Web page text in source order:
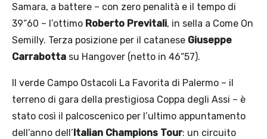
Samara, a battere – con zero penalità e il tempo di
39“60 – l’ottimo Roberto Previtali, in sella a Come On
Semilly. Terza posizione per il catanese Giuseppe
Carrabotta su Hangover (netto in 46“57).
Il verde Campo Ostacoli La Favorita di Palermo – il
terreno di gara della prestigiosa Coppa degli Assi – è
stato così il palcoscenico per l’ultimo appuntamento
dell’anno dell’Italian Champions Tour: un circuito